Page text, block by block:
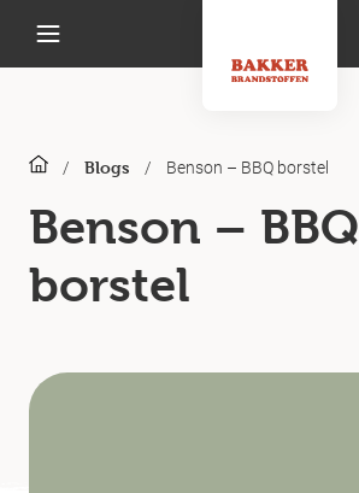
/ Blogs / Benson – BBQ borstel
Benson – BBQ
borstel